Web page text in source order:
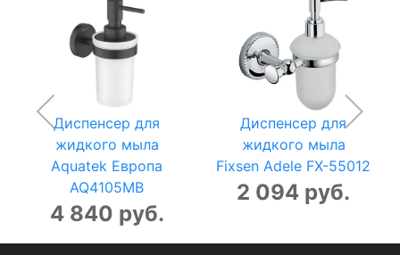
Диспенсер для
жидкого мыла
Aquatek Европа
AQ4105MB
4 840 руб.
Диспенсер для
жидкого мыла
Fixsen Adele FX-55012
2 094 руб.